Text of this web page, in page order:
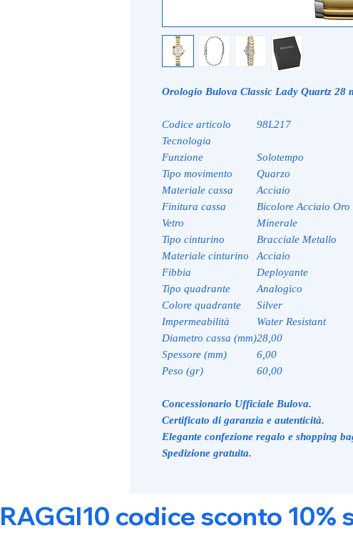
Orologio Bulova Classic Lady Quartz 28
Codice articolo
98L217
Tecnologia
Funzione
Solotempo
Tipo movimento
Quarzo
Materiale cassa
Acciaio
Finitura cassa
Bicolore Acciaio Oro
Vetro
Minerale
Tipo cinturino
Bracciale Metallo
Materiale cinturino
Acciaio
Fibbia
Deployante
Tipo quadrante
Analogico
Colore quadrante
Silver
Impermeabilità
Water Resistant
Diametro cassa (mm)28,00
Spessore (mm)
6,00
Peso (gr)
60,00
Concessionario Ufficiale Bulova.
Certificato di garanzia e autenticità.
Elegante confezione regalo e shopping
Spedizione gratuita.
RAGGI10 codice sconto